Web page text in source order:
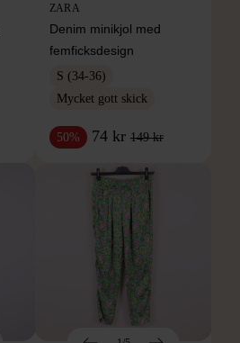
ZARA
Denim minikjol med
femficksdesign
S (34-36)
Mycket gott skick
50% 74 kr 149 kr